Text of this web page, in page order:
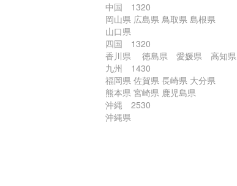
中国 1320
岡山県 広島県 鳥取県 島根県
山口県
四国 1320
香川県 徳島県 愛媛県 高知県
九州 1430
福岡県 佐賀県 長崎県 大分県
熊本県 宮崎県 鹿児島県
沖縄 2530
沖縄県